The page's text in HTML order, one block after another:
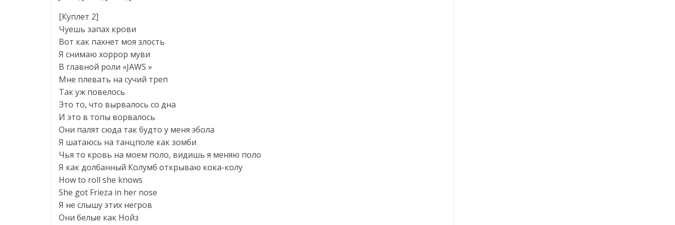
[Куплет 2]
Чуешь запах крови
Вот как пахнет моя злость
Я снимаю хоррор муви
В главной роли «JAWS »
Мне плевать на сучий треп
Так уж повелось
Это то, что вырвалось со дна
И это в топы ворвалось
Они палят сюда так будто у меня эбола
Я шатаюсь на танцполе как зомби
Чья то кровь на моем поло, видишь я меняю поло
Я как долбанный Колумб открываю кока-колу
How to roll she knows
She got Frieza in her nose
Я не слышу этих негров
Они белые как Нойз